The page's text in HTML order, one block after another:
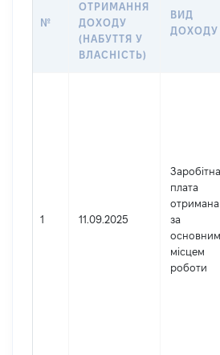
№
ОТРИМАННЯ
ДОХОДУ
(НАБУТТЯ У
ВЛАСНІСТЬ)
ВИД
ДОХОДУ
1 11.09.2025
Заробітна
плата
отримана
за
основним
місцем
роботи